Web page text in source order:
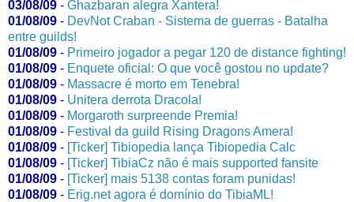
03/08/09 - Ghazbaran alegra Xantera!
01/08/09 - DevNot Craban - Sistema de guerras - Batalha
entre guilds!
01/08/09 - Primeiro jogador a pegar 120 de distance fighting!
01/08/09 - Enquete oficial: O que você gostou no update?
01/08/09 - Massacre é morto em Tenebra!
01/08/09 - Unitera derrota Dracola!
01/08/09 - Morgaroth surpreende Premia!
01/08/09 - Festival da guild Rising Dragons Amera!
01/08/09 - [Ticker] Tibiopedia lança Tibiopedia Calc
01/08/09 - [Ticker] TibiaCz não é mais supported fansite
01/08/09 - [Ticker] mais 5138 contas foram punidas!
01/08/09 - Erig.net agora é domínio do TibiaML!